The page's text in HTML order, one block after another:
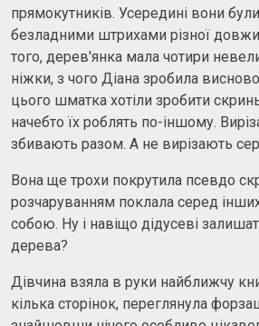
прямокутників. Усередині вони
безладними штрихами різної
того, дерев'янка мала чотири
ніжки, з чого Діана зробила
цього шматка хотіли зробити
начебто їх роблять по-іншому.
збивають разом. А не вирізають
Вона ще трохи покрутила псевдо
розчаруванням поклала серед
собою. Ну і навіщо дідусеві
дерева?
Дівчина взяла в руки найближчу
кілька сторінок, переглянула